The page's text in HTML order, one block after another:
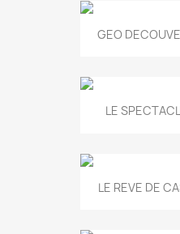
GEO
LE
LE REVE DE